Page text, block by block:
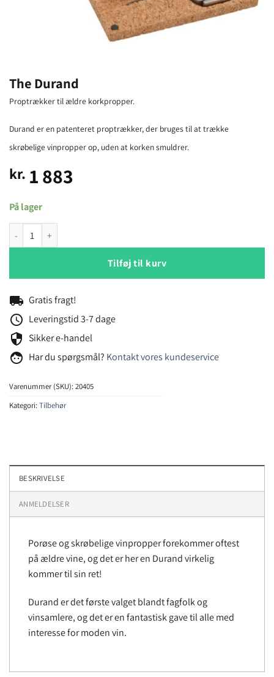
The Durand
Proptrækker til ældre korkpropper.
Durand er en patenteret proptrækker, der bruges til at trække
skrøbelige vinpropper op, uden at korken smuldrer.
kr. 1 883
På lager
The Durand antal
Tilføj til kurv
local_shipping Gratis fragt!
schedule Leveringstid 3-7 dage
security Sikker e-handel
face Har du spørgsmål? Kontakt vores kundeservice
Varenummer (SKU):20405
Kategori:Tilbehør
BESKRIVELSE
ANMELDELSER
Porøse og skrøbelige vinpropper forekommer oftest
på ældre vine, og det er her en Durand virkelig
kommer til sin ret!
Durand er det første valget blandt fagfolk og
vinsamlere, og det er en fantastisk gave til alle med
interesse for moden vin.